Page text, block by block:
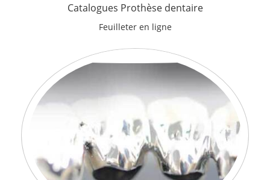
Catalogues Prothèse dentaire
Feuilleter en ligne